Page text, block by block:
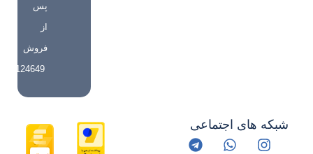
پس
از
فروش
09359124649
شبکه های اجتماعی